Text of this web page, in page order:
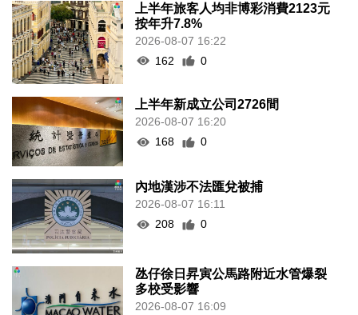
上半年旅客人均非博彩消費2123元
按年升7.8%
2026-08-07 16:22
162
0
上半年新成立公司2726間
2026-08-07 16:20
168
0
內地漢涉不法匯兌被捕
2026-08-07 16:11
208
0
氹仔徐日昇寅公馬路附近水管爆裂
多校受影響
2026-08-07 16:09